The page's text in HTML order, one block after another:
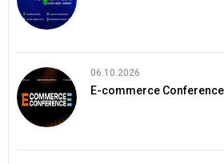
06.10.2026
E-commerce